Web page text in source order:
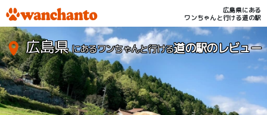
広島県にある
ワンちゃんと行ける道の駅
広島県にあるワンちゃんと行ける道の駅のレビュー